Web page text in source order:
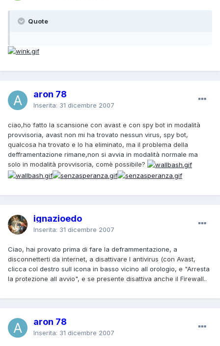
Quote
aron 78
Inserita: 31 dicembre 2007
ciao,ho fatto la scansione con avast e con spy bot in modalità
provvisoria, avast non mi ha trovato nessun virus, spy bot,
qualcosa ha trovato e lo ha eliminato, ma il problema della
defframentazione rimane,non si avvia in modalità normale ma
solo in modalità provvisoria, comè possibile?
ignazioedo
Inserita: 31 dicembre 2007
Ciao, hai provato prima di fare la deframmentazione, a
disconnetterti da internet, a disattivare l antivirus (con Avast,
clicca col destro sull icona in basso vicino all orologio, e "Arresta
la protezione all avvio", e se presente disattiva anche il Firewall..
aron 78
Inserita: 31 dicembre 2007